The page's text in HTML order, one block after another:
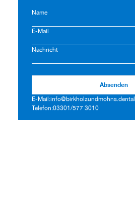
Name
E-Mail
Nachricht
Absenden
E-Mail:info@birkholzundmohns.dental
Telefon:03301/577 3010